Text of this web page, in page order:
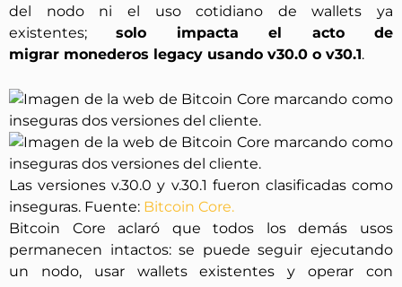
del nodo ni el uso cotidiano de wallets ya
existentes;solo impacta el acto de
migrar monederos legacy usando v30.0 o v30.1.
Las versiones v.30.0 y v.30.1 fueron clasificadas como
inseguras. Fuente: Bitcoin Core.
Bitcoin Core aclaró que todos los demás usos
permanecen intactos: se puede seguir ejecutando
un nodo, usar wallets existentes y operar con